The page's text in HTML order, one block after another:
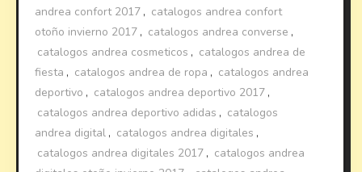
andrea confort 2017 , catalogos andrea confort
otoño invierno 2017 , catalogos andrea converse ,
catalogos andrea cosmeticos , catalogos andrea de
fiesta , catalogos andrea de ropa , catalogos andrea
deportivo , catalogos andrea deportivo 2017 ,
catalogos andrea deportivo adidas , catalogos
andrea digital , catalogos andrea digitales ,
catalogos andrea digitales 2017 , catalogos andrea